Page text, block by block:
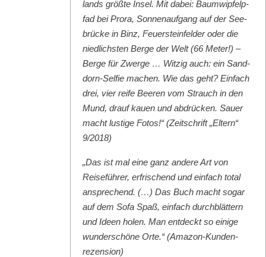
lands größte Insel. Mit dabei: Baumwipfelp­
fad bei Pro­ra, Son­nenauf­gang auf der See­
brücke in Binz, Feuer­ste­in­felder oder die
niedlich­sten Berge der Welt (66 Meter!) –
Berge für Zwerge … Witzig auch: ein Sand­
dorn-Self­ie machen. Wie das geht? Ein­fach
drei, vier reife Beeren vom Strauch in den
Mund, drauf kauen und abdrück­en. Sauer
macht lustige Fotos!“ (Zeitschrift „Eltern“
9/2018)
„Das ist mal eine ganz andere Art von
Reise­führer, erfrischend und ein­fach total
ansprechend. (…) Das Buch macht sog­ar
auf dem Sofa Spaß, ein­fach durch­blät­tern
und Ideen holen. Man ent­deckt so einige
wun­der­schöne Orte.“ (Ama­zon-Kun­den­
rezen­sion)